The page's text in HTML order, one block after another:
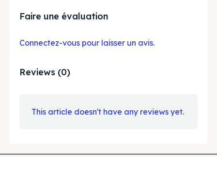
Faire une évaluation
Connectez-vous pour laisser un avis.
Reviews (0)
This article doesn't have any reviews yet.